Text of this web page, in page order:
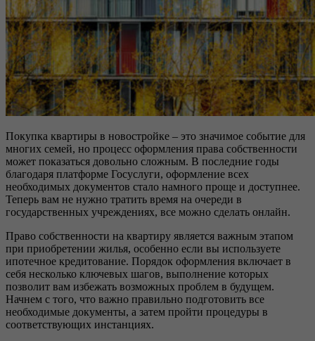
Покупка квартиры в новостройке – это значимое событие для
многих семей, но процесс оформления права собственности
может показаться довольно сложным. В последние годы
благодаря платформе Госуслуги, оформление всех
необходимых документов стало намного проще и доступнее.
Теперь вам не нужно тратить время на очереди в
государственных учреждениях, все можно сделать онлайн.
Право собственности на квартиру является важным этапом
при приобретении жилья, особенно если вы используете
ипотечное кредитование. Порядок оформления включает в
себя несколько ключевых шагов, выполнение которых
позволит вам избежать возможных проблем в будущем.
Начнем с того, что важно правильно подготовить все
необходимые документы, а затем пройти процедуры в
соответствующих инстанциях.